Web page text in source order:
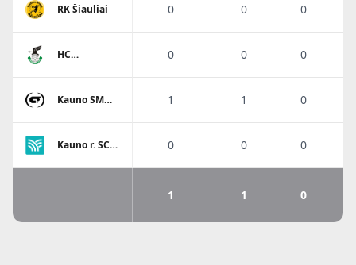
RK Šiauliai 0 0 0
HC
0 0 0
Kauno SM
1 1 0
Kauno r. SC-
0 0 0
1 1 0